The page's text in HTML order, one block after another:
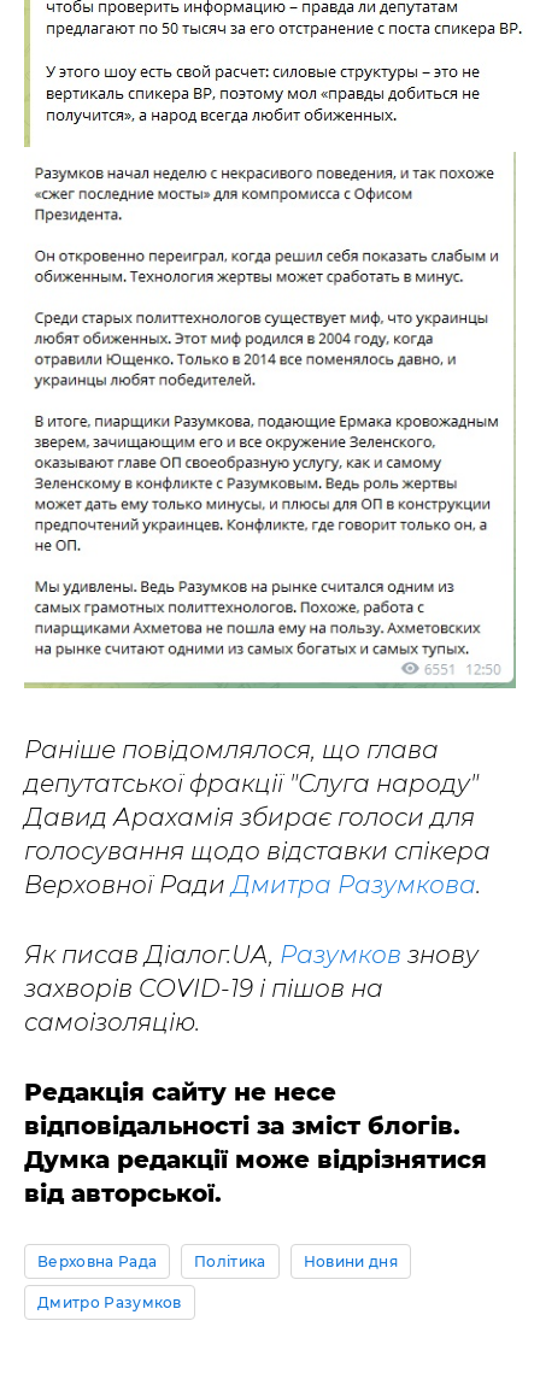
Раніше повідомлялося, що глава
депутатської фракції "Слуга народу"
Давид Арахамія збирає голоси для
голосування щодо відставки спікера
Верховної РадиДмитра Разумкова.
Як писав Діалог.UA, Разумков знову
захворів COVID-19 і пішов на
самоізоляцію.
Редакція сайту не несе
відповідальності за зміст блогів.
Думка редакції може відрізнятися
від авторської.
Верховна Рада Політика Новини дня
Дмитро Разумков